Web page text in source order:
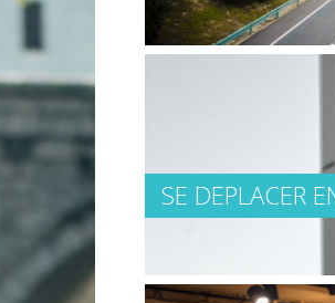
SE DEPLACER